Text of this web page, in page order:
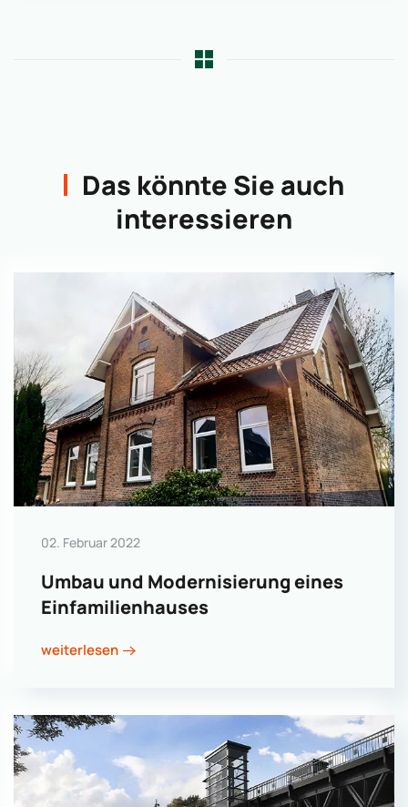
Das könnte Sie auch
interessieren
02. Februar 2022
Umbau und Modernisierung eines
Einfamilienhauses
weiterlesen